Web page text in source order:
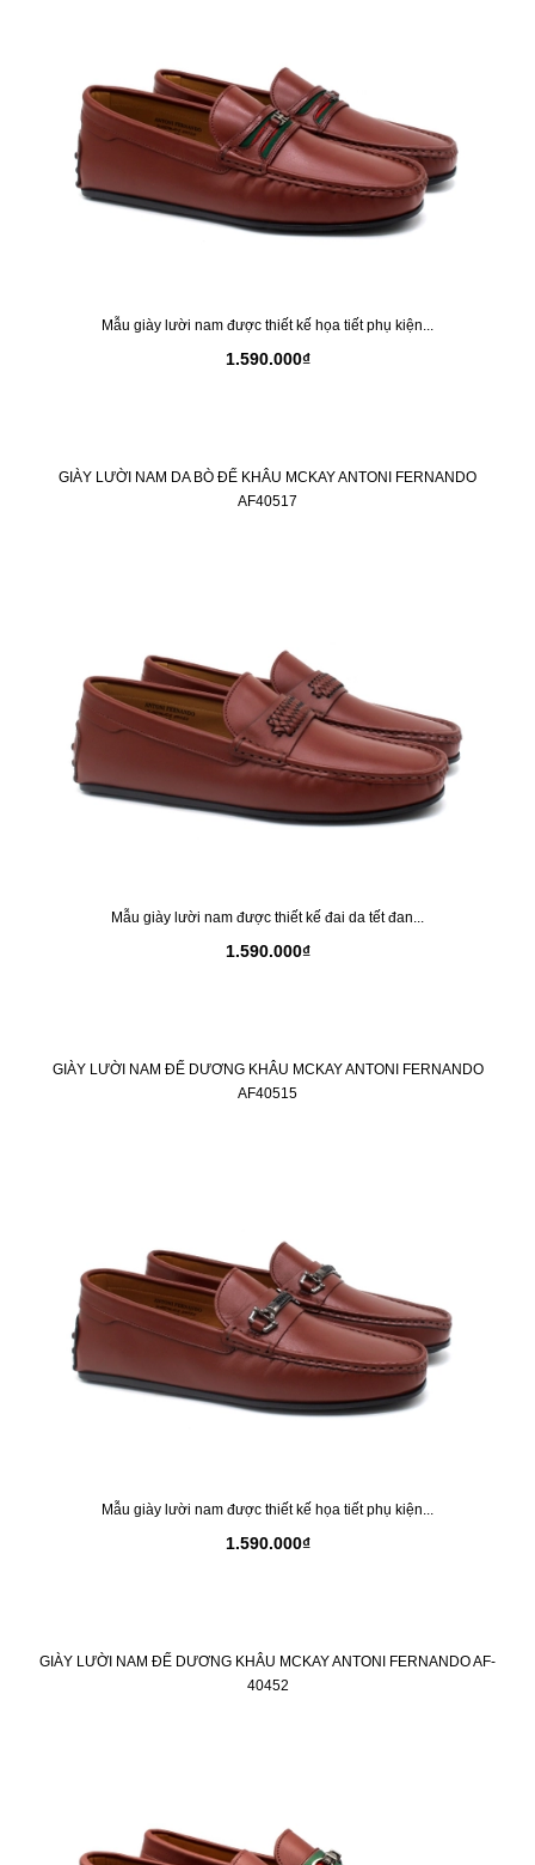
Mẫu giày lười nam được thiết kế họa tiết phụ kiện...
1.590.000₫
GIÀY LƯỜI NAM DA BÒ ĐẾ KHÂU MCKAY ANTONI FERNANDO
AF40517
Mẫu giày lười nam được thiết kế đai da tết đan...
1.590.000₫
GIÀY LƯỜI NAM ĐẾ DƯƠNG KHÂU MCKAY ANTONI FERNANDO
AF40515
Mẫu giày lười nam được thiết kế họa tiết phụ kiện...
1.590.000₫
GIÀY LƯỜI NAM ĐẾ DƯƠNG KHÂU MCKAY ANTONI FERNANDO AF-
40452